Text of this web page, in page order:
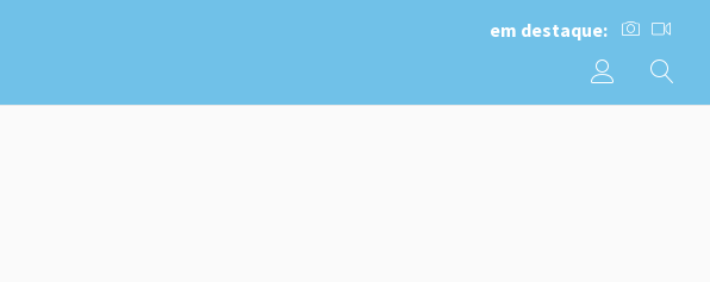
em destaque: